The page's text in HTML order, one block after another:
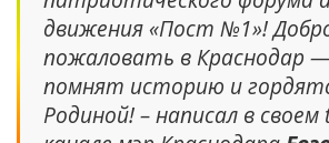
движения «Пост №1»!
пожаловать в Краснодар —
помнят историю и
Родиной! – написал в своем